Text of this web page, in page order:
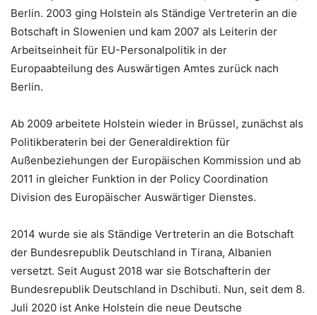
Berlin. 2003 ging Holstein als Ständige Vertreterin an die
Botschaft in Slowenien und kam 2007 als Leiterin der
Arbeitseinheit für EU-Personalpolitik in der
Europaabteilung des Auswärtigen Amtes zurück nach
Berlin.
Ab 2009 arbeitete Holstein wieder in Brüssel, zunächst als
Politikberaterin bei der Generaldirektion für
Außenbeziehungen der Europäischen Kommission und ab
2011 in gleicher Funktion in der Policy Coordination
Division des Europäischer Auswärtiger Dienstes.
2014 wurde sie als Ständige Vertreterin an die Botschaft
der Bundesrepublik Deutschland in Tirana, Albanien
versetzt. Seit August 2018 war sie Botschafterin der
Bundesrepublik Deutschland in Dschibuti. Nun, seit dem 8.
Juli 2020 ist Anke Holstein die neue Deutsche